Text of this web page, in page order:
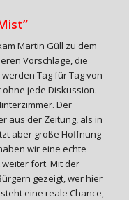
Martin Güll zu dem
Vorschläge, die
Tag für Tag von
ohne jede Diskussion.
Der
aus der Zeitung, als in
aber große Hoffnung
wir eine echte
weiter fort. Mit der
gezeigt, wer hier
eine reale Chance,